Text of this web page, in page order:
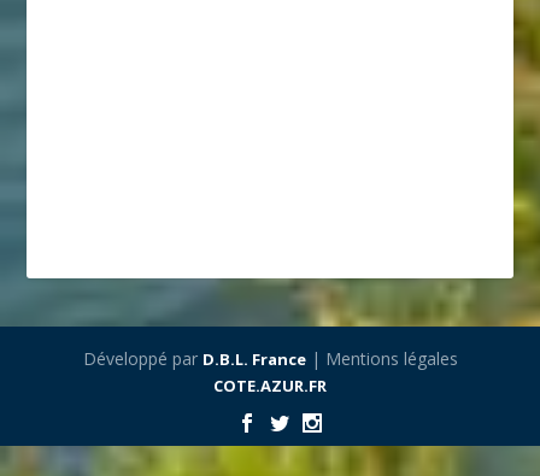
Développé par D.B.L. France| Mentions légales
COTE.AZUR.FR